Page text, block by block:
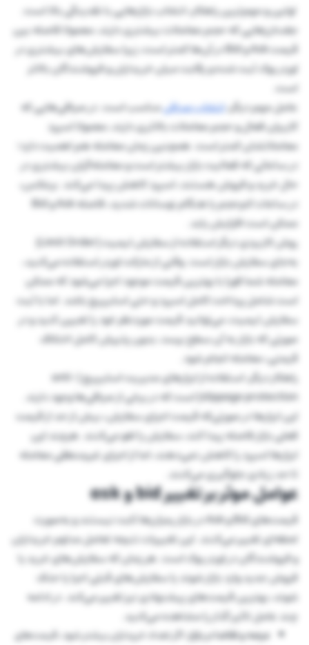
اولین و مهم‌ترین راهکار، انتخاب بازارهایی با نقدینگی بالا است.
جفت‌ارزهایی که حجم معاملات بیشتری دارند، معمولا فاصله بین
قیمت Ask و Bid در آن‌ها کمتر است، زیرا سفارش‌های بیشتری در
اوردر بوک ثبت شده و رقابت میان خریداران و فروشندگان بالاتر
است.
عامل مهم دیگر،انتخاب صرافیمناسب است. در صرافی‌هایی که
کاربران فعال و حجم معاملات بالاتری دارند، معمولا اسپرد
معاملاتشان کمتر است. همچنین زمان معامله هم اهمیت دارد؛
در ساعاتی که فعالیت بازار بیشتر است و معامله‌گران بیشتری در
حال خرید و فروش هستند، اسپرد کاهش پیدا می‌کند. برعکس،
در ساعات کم‌حجم یا هنگام نوسانات شدید، فاصله Ask و Bid
ممکن است افزایش یابد.
روش کاربردی دیگر استفاده از سفارش لیمیت (Limit Order)
به‌جای سفارش بازار است. وقتی از مارکت اوردر استفاده می‌کنید،
معامله شما فورا با بهترین قیمت موجود اجرا می‌شود که ممکن
است شامل پرداخت کامل اسپرد و حتی اسلیپیج باشد. اما با ثبت
سفارش لیمیت، می‌توانید قیمت موردنظر خود را تعیین کنید و در
صورتی که بازار به آن سطح برسد، بدون پذیرش کامل اختلاف
قیمتی، معامله انجام شود.
راهکار دیگر، استفاده از ابزارهای مدیریت اسلیپیج (anti-
slippage protection) است که در برخی از صرافی‌ها وجود دارند.
این ابزارها در صورتی‌که قیمت اجرای سفارش، بیش از حد از قیمت
فعلی بازار فاصله پیدا کند، سفارش را لغو می‌کنند. هرچند این
ابزارها اسپرد را کاهش نمی‌دهند، اما از اجرای غیرمنطقی معامله
تا حد زیادی جلوگیری می‌کنند.
عوامل موثر بر تغییر bid و ask
قیمت‌های Bid و Ask در بازار رمزارزها ثابت نیستند و به‌صورت
لحظه‌ای تغییر می‌کنند. این تغییرات نتیجه تعامل مداوم خریداران
و فروشندگان در اوردر بوک است. هر زمان که سفارش‌های خرید یا
فروش جدید وارد بازار شوند یا سفارش‌های قبلی اجرا یا حذف
شوند، بهترین قیمت‌های پیشنهادی نیز تغییر می‌کند. در ادامه
چند عامل تاثیر گذار را مشاهده می‌کنید.
عرضه و تقاضا در بازار: اگر تعداد خریداران بیشتر شود، قیمت‌های